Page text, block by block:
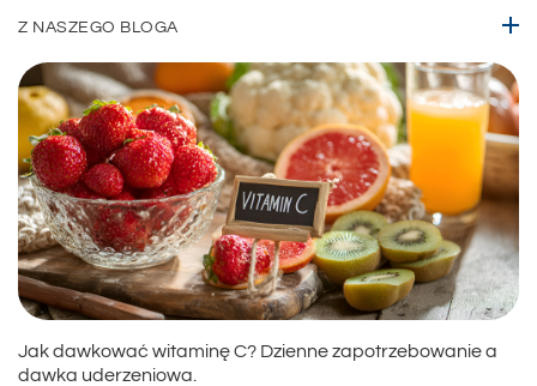
Z NASZEGO BLOGA
Jak dawkować witaminę C? Dzienne zapotrzebowanie a
dawka uderzeniowa.